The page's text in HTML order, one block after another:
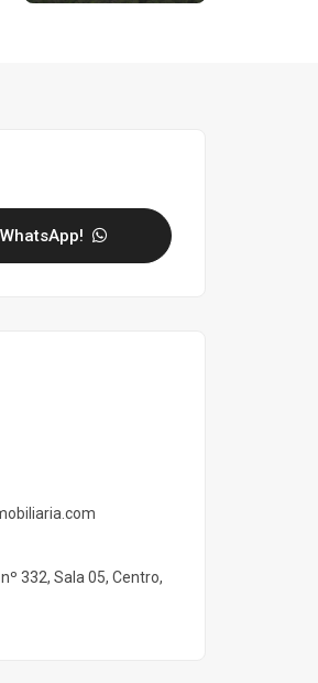
332, Sala 05, Centro,